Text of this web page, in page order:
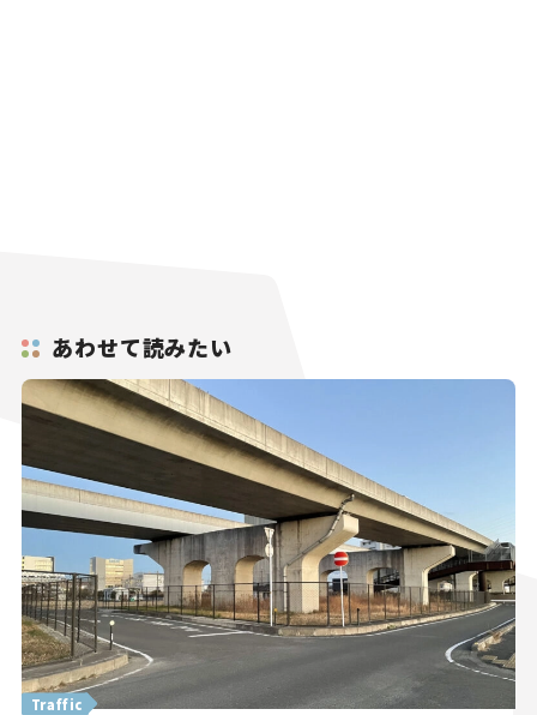
あわせて読みたい
Traffic